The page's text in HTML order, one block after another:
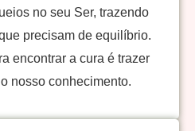
no seu Ser, trazendo
precisam de equilíbrio.
encontrar a cura é trazer
nosso conhecimento.